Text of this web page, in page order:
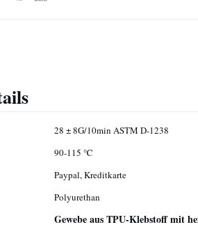
28 ± 8G/10min ASTM D-1238
90-115 ℃
Paypal, Kreditkarte
Polyurethan
Gewebe aus TPU-Klebstoff mit